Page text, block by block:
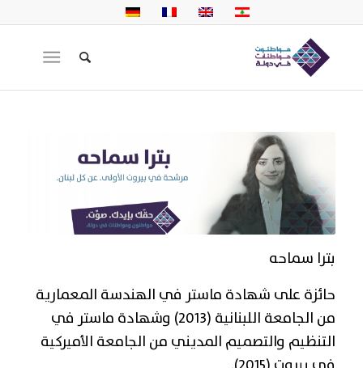
بترا سماحه
حائزة على شهادة ماستر في الهندسة المعمارية
من الجامعة اللبنانية (2013) وشهادة ماستر في
التنظيم والتصميم المديني من الجامعة الأميركية